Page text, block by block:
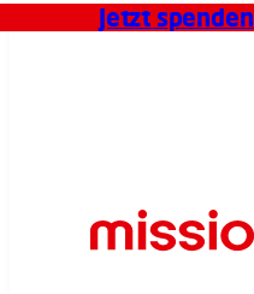
Jetzt spenden